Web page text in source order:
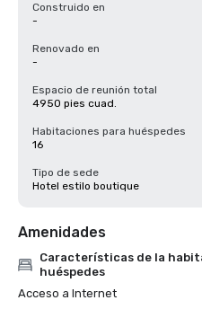
Construido en
-
Renovado en
-
Espacio de reunión total
4950 pies cuad.
Habitaciones para huéspedes
16
Tipo de sede
Hotel estilo boutique
Amenidades
Características de la
huéspedes
Acceso a Internet